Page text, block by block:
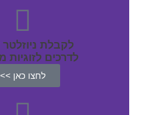
לקבלת ניוזלטר
לדרכים לזוגיות
לחצו כאן >>